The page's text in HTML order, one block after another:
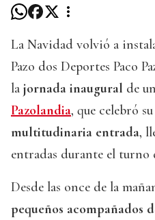
La Navidad volvió a
Pazo dos Deportes Paco
la jornada inaugural de
Pazolandia, que celebró
multitudinaria entrada,
entradas durante el turno
Desde las once de la
pequeños acompañados